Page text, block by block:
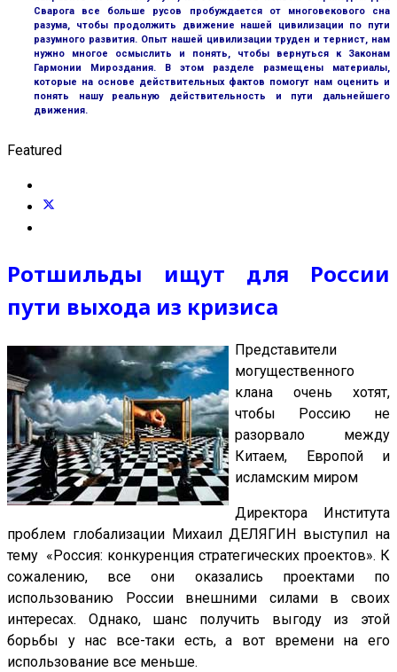
Сварога все больше русов пробуждается от многовекового сна
разума, чтобы продолжить движение нашей цивилизации по пути
разумного развития. Опыт нашей цивилизации труден и тернист, нам
нужно многое осмыслить и понять, чтобы вернуться к Законам
Гармонии Мироздания. В этом разделе размещены материалы,
которые на основе действительных фактов помогут нам оценить и
понять нашу реальную действительность и пути дальнейшего
движения.
Featured
Ротшильды ищут для России
пути выхода из кризиса
Представители
могущественного
клана очень хотят,
чтобы Россию не
разорвало между
Китаем, Европой и
исламским миром
Директора Института
проблем глобализации Михаил ДЕЛЯГИН выступил на
тему «Россия: конкуренция стратегических проектов». К
сожалению, все они оказались проектами по
использованию России внешними силами в своих
интересах. Однако, шанс получить выгоду из этой
борьбы у нас все-таки есть, а вот времени на его
использование все меньше.